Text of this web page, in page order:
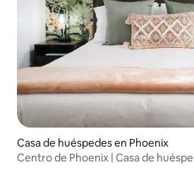
Casa de huéspedes en Phoenix
Centro de Phoenix | Casa de